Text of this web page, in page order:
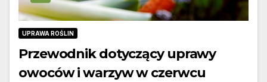
UPRAWA ROŚLIN
Przewodnik dotyczący uprawy
owoców i warzyw w czerwcu